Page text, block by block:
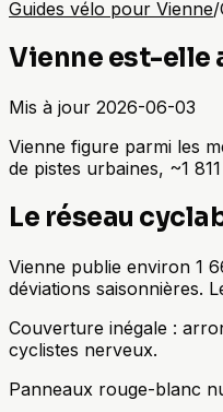
Guides vélo pour Vienne/
Vienne est-elle
Mis à jour 2026-06-03
Vienne figure parmi les
de pistes urbaines, ~1
Le réseau
Vienne publie environ 1
déviations saisonnières.
Couverture inégale :
cyclistes nerveux.
Panneaux rouge-blanc